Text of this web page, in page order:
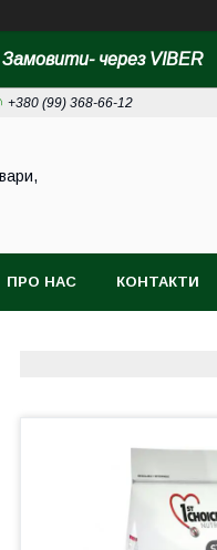
Замовити- через VIBER
+380 (99) 368-66-12
ПРО НАС КОНТАКТИ